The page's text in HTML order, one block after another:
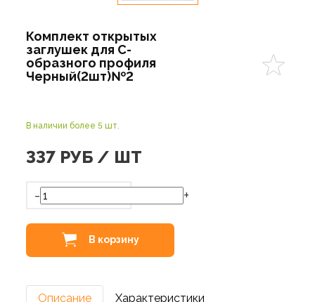
Комплект открытых
заглушек для С-
образного профиля
Черный(2шт)№2
В наличии более 5 шт.
337 РУБ / ШТ
- +
В корзину
Описание Характеристики